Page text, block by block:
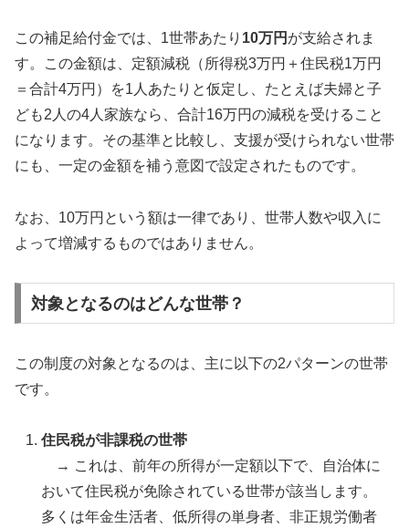
この補足給付金では、1世帯あたり 10万円 が支給されま
す。この金額は、定額減税（所得税3万円＋住民税1万円
＝合計4万円）を1人あたりと仮定し、たとえば夫婦と子
ども2人の4人家族なら、合計16万円の減税を受けること
になります。その基準と比較し、支援が受けられない世帯
にも、一定の金額を補う意図で設定されたものです。
なお、10万円という額は一律であり、世帯人数や収入に
よって増減するものではありません。
対象となるのはどんな世帯？
この制度の対象となるのは、主に以下の2パターンの世帯
です。
住民税が非課税の世帯
→ これは、前年の所得が一定額以下で、自治体に
おいて住民税が免除されている世帯が該当します。
多くは年金生活者、低所得の単身者、非正規労働者